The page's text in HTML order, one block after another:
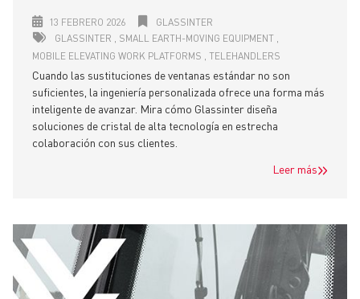
13 FEBRERO 2026
GLASSINTER
GLASSINTER
SMALL EARTH-MOVING EQUIPMENT
MOBILE ELEVATING WORK PLATFORMS
TELEHANDLERS
Cuando las sustituciones de ventanas estándar no son
suficientes, la ingeniería personalizada ofrece una forma más
inteligente de avanzar. Mira cómo Glassinter diseña
soluciones de cristal de alta tecnología en estrecha
colaboración con sus clientes.
Leer más